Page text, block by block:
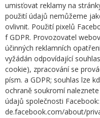
umisťovat reklamy na
použití údajů nemůžeme
ovlivnit. Použití pixelů
f GDPR. Provozovatel
účinných reklamních
vyžádán odpovídající
cookie), zpracování se
písm. a GDPR; souhlas lze
ochraně soukromí
údajů společnosti
de.facebook.com/about/